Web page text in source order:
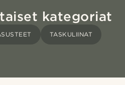
kategoriat
TASKULIINAT